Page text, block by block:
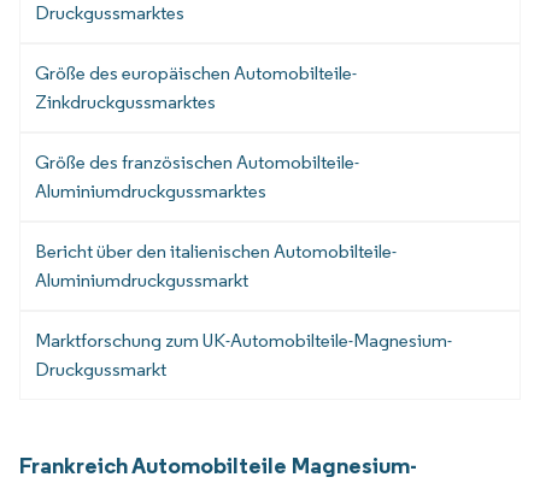
Druckgussmarktes
Größe des europäischen Automobilteile-
Zinkdruckgussmarktes
Größe des französischen Automobilteile-
Aluminiumdruckgussmarktes
Bericht über den italienischen Automobilteile-
Aluminiumdruckgussmarkt
Marktforschung zum UK-Automobilteile-Magnesium-
Druckgussmarkt
Frankreich Automobilteile Magnesium-